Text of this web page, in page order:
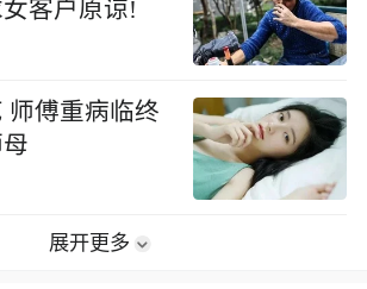
客户原谅!
师傅重病临终
展开更多